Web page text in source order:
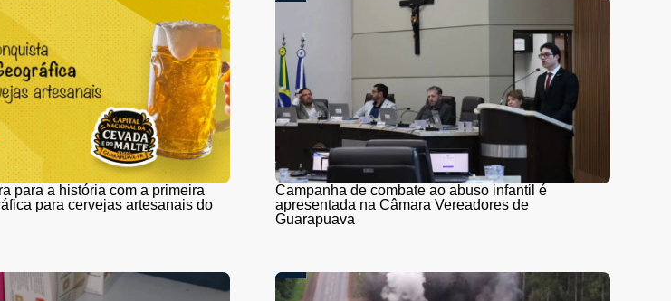
para a história com a primeira
para cervejas artesanais do
Campanha de combate ao abuso infantil é
apresentada na Câmara Vereadores de
Guarapuava